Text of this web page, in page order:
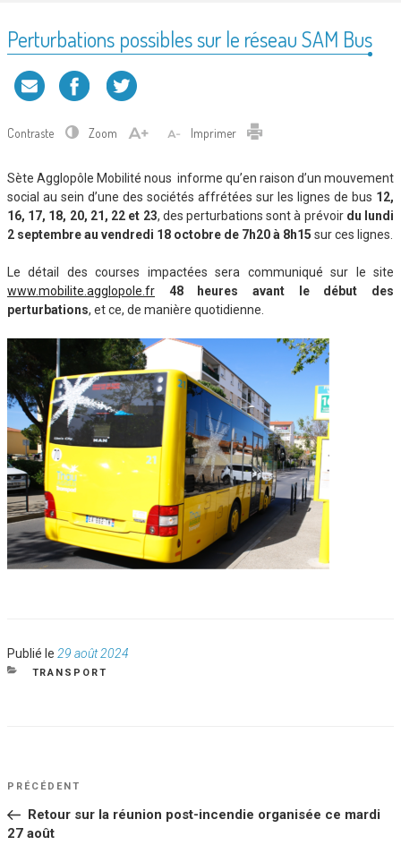
Perturbations possibles sur le réseau SAM Bus
Contraste Zoom Imprimer
Sète Agglopôle Mobilité nous informe qu’en raison d’un mouvement
social au sein d’une des sociétés affrétées sur les lignes de bus 12,
16, 17, 18, 20, 21, 22 et 23, des perturbations sont à prévoir du lundi
2 septembre au vendredi 18 octobre de 7h20 à 8h15 sur ces lignes.
Le détail des courses impactées sera communiqué sur le site
www.mobilite.agglopole.fr
48 heures avant le début des
perturbations, et ce, de manière quotidienne.
Publié le Publié
le
29 août 2024
CATÉGORIES
TRANSPORT
NAVIGATION
DE
L’ARTICLE
Article
PRÉCÉDENT
Retour sur la réunion post-incendie organisée ce mardi
27 août